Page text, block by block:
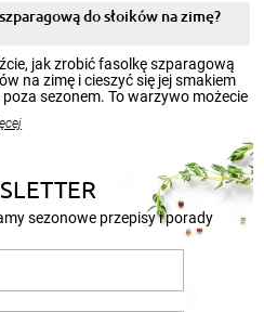
atmosferę cieplejszych
Przygotowanie słoików ze
które pozwolą zachować świeżość
do słoików na zimę?
jak zrobić fasolkę szparagową
na zimę i cieszyć się jej smakiem
sezonem. To warzywo możecie
sezonowe przepisy i porady